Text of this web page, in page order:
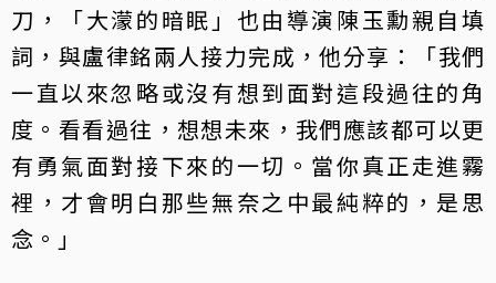
刀，「大濛的暗眠」也由導演陳玉勳親自填
詞，與盧律銘兩人接力完成，他分享：「我們
一直以來忽略或沒有想到面對這段過往的角
度。看看過往，想想未來，我們應該都可以更
有勇氣面對接下來的一切。當你真正走進霧
裡，才會明白那些無奈之中最純粹的，是思
念。」